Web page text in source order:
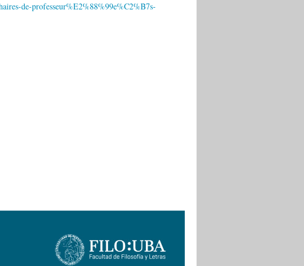
de-professeur%E2%88%99e%C2%B7s-